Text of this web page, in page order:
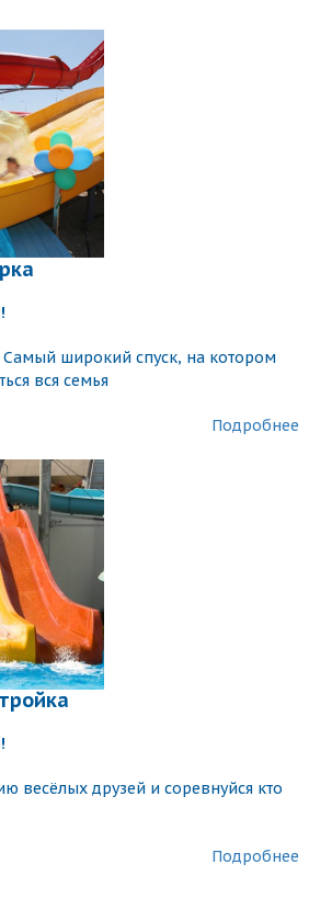
Самый широкий спуск, на котором
вся семья
Подробнее
весёлых друзей и соревнуйся кто
Подробнее